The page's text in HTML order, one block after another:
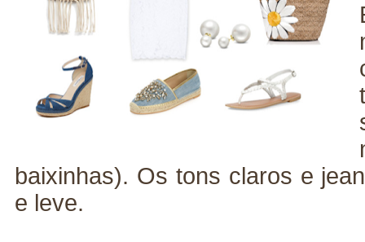
baixinhas). Os tons claros e
e leve.